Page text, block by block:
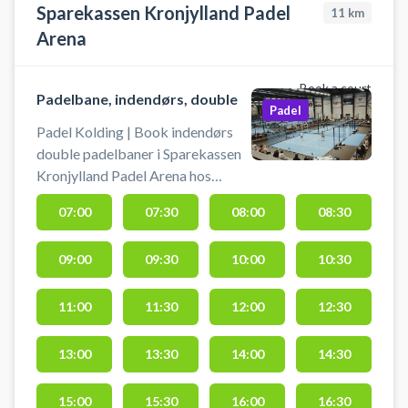
Sparekassen Kronjylland Padel
Arena
11 km
Book a court
Padelbane, indendørs, double
Padel Kolding | Book indendørs
double padelbaner i Sparekassen
Kronjylland Padel Arena hos
Rocket Padel Kolding. Book en
doublebane og spil padel i Rocket
Padels 5-stjernede padelcenter på
Ambolten 2 i Kolding.
Sparekassen Kronjylland Padel
Arena har 9 double- og 2
singlebaner. Dertil kommer en
udendørsbane samt 8 baner i
nabocentret Autocentralen
Hybrid Arena, som også hører
Padel
07:00 07:30 08:00 08:30
09:00 09:30 10:00 10:30
11:00 11:30 12:00 12:30
13:00 13:30 14:00 14:30
15:00 15:30 16:00 16:30